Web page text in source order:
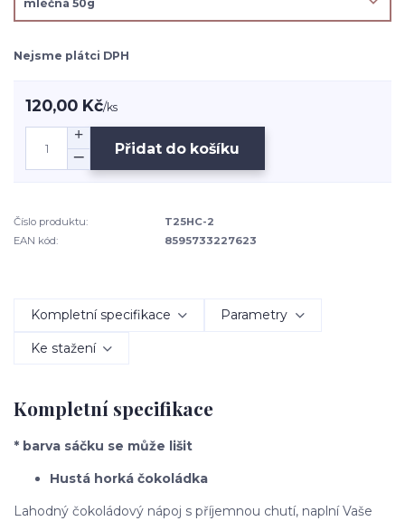
Nejsme plátci DPH
120,00 Kč/ks
Přidat do košíku
Číslo produktu:
T25HC-2
EAN kód:
8595733227623
Kompletní specifikace Parametry
Ke stažení
Kompletní specifikace
* barva sáčku se může lišit
Hustá horká čokoládka
Lahodný čokoládový nápoj s příjemnou chutí, naplní Vaše